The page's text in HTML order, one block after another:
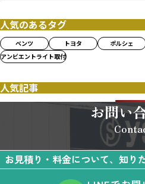
人気のあるタグ
ベンツ トヨタ ポルシェ
アンビエントライト取付
人気記事
お問い
お見積り・料金について、知り